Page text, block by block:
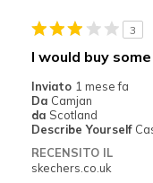
View On Shoes
3
I would buy
Inviato 1 mese fa
Da Camjan
da Scotland
Describe Yourself
RECENSITO IL
skechers.co.uk